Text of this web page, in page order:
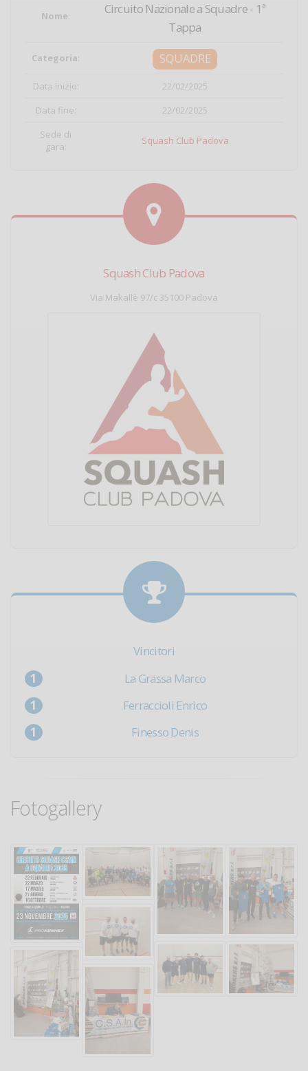
Nome:
Circuito Nazionale a Squadre - 1ª
Tappa
Categoria: SQUADRE
Data inizio:
22/02/2025
Data fine:
22/02/2025
Sede di
gara:
Squash Club Padova
Squash Club Padova
Via Makallè 97/c 35100 Padova
Vincitori
La Grassa Marco
Ferraccioli Enrico
Finesso Denis
Fotogallery